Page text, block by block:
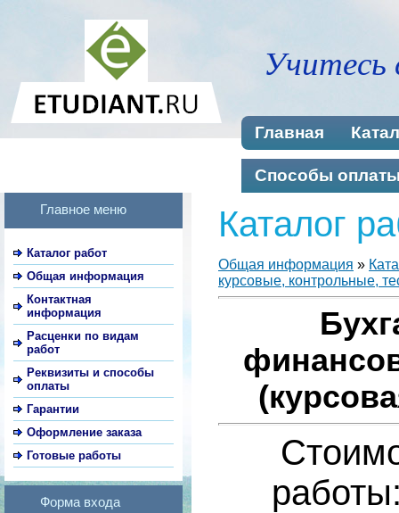
Учитесь
Главная
Способы
Главное меню
Каталог работ
Общая информация
Контактная
информация
Расценки по видам
работ
Реквизиты и способы
оплаты
Гарантии
Оформление заказа
Готовые работы
Форма входа
Каталог
Общая информация »
курсовые, контрольные,